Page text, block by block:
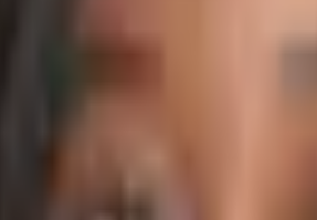
und Fintech besetzt.